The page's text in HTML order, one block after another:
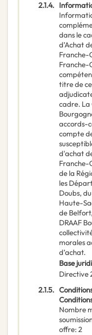
2.1.4.
dans le
d’Achat
Franche-
Franche-
titre de
cadre. La
accords-
compte
d'achat
Franche-
de la
les
Doubs,
Haute-
de
DRAAF
morales
d’achat.
Base
Directive
2.1.5.
Nombre
offre: 2